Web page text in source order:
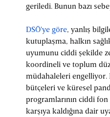
geriledi. Bunun bazı
DSÖ'ye göre, yanlış
kutuplaşma, halkın
uyumunu ciddi şekilde
koordineli ve toplum
müdahaleleri engelliyor.
bütçeleri ve küresel
programlarının ciddi
karşıya kaldığına dair